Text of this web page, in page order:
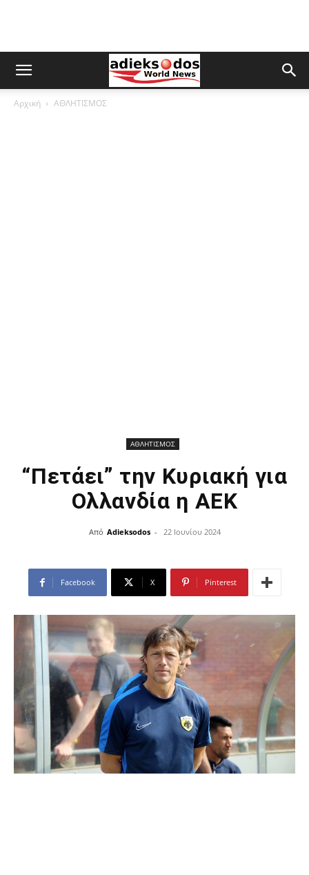
Αρχική ΑΘΛΗΤΙΣΜΟΣ
ΑΘΛΗΤΙΣΜΟΣ
“Πετάει” την Κυριακή για
Ολλανδία η ΑΕΚ
Από Adieksodos - 22 Ιουνίου 2024
Facebook X Pinterest